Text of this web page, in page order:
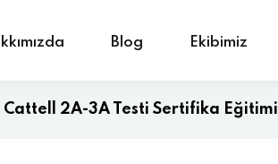
Blog Ekibimiz
Cattell 2A-3A Testi Sertifika Eğitimi